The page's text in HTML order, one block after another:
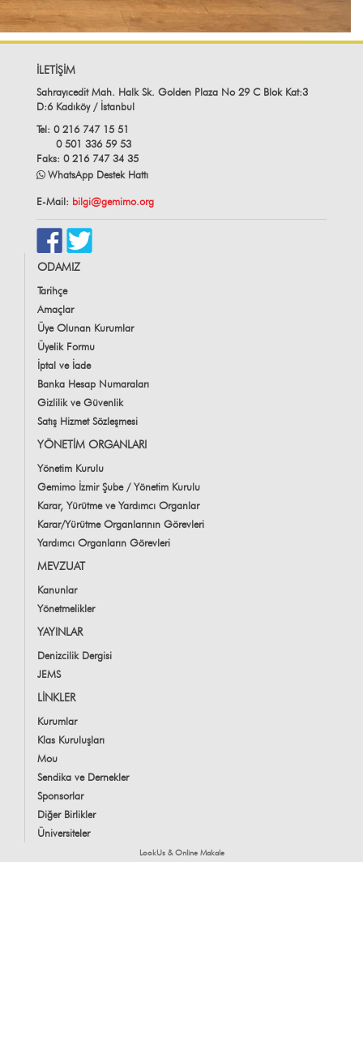
İLETİŞİM
Sahrayıcedit Mah. Halk Sk. Golden Plaza No 29 C Blok Kat:3
D:6 Kadıköy / İstanbul
Tel: 0 216 747 15 51
0 501 336 59 53
Faks: 0 216 747 34 35
WhatsApp Destek Hattı
E-Mail: bilgi@gemimo.org
ODAMIZ
Tarihçe
Amaçlar
Üye Olunan Kurumlar
Üyelik Formu
İptal ve İade
Banka Hesap Numaraları
Gizlilik ve Güvenlik
Satış Hizmet Sözleşmesi
YÖNETİM ORGANLARI
Yönetim Kurulu
Gemimo İzmir Şube / Yönetim Kurulu
Karar, Yürütme ve Yardımcı Organlar
Karar/Yürütme Organlarının Görevleri
Yardımcı Organların Görevleri
MEVZUAT
Kanunlar
Yönetmelikler
YAYINLAR
Denizcilik Dergisi
JEMS
LİNKLER
Kurumlar
Klas Kuruluşları
Mou
Sendika ve Dernekler
Sponsorlar
Diğer Birlikler
Üniversiteler
LookUs&Online Makale